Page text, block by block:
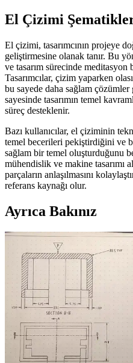
El Çizimi
El çizimi, tasarımcının projeye
geliştirmesine olanak tanır. Bu
ve tasarım sürecinde meditasyon
Tasarımcılar, çizim yaparken
bu sayede daha sağlam
sayesinde tasarımın temel
süreç desteklenir.
Bazı kullanıcılar, el çiziminin
temel becerileri pekiştirdiğini ve
sağlam bir temel oluşturduğunu
mühendislik ve makine tasarımı
parçaların anlaşılmasını
referans kaynağı olur.
Ayrıca Bakınız
Yetki Yayıncılık 2025
Anlatımı - Güncel ve
Yetki Yayıncılık 2025 Şematik
güncel ve kapsamlı içeriğiyle
adayları için ideal bir kaynak
El Çizimi Şematiklerin
Önemi ve Kullanım